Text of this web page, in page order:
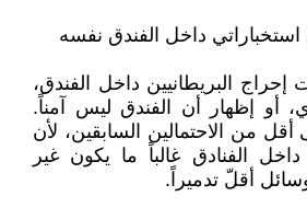
استخباراتي داخل الفندق نفسه
البريطانيين داخل الفندق،
أو إظهار أن الفندق ليس آمناً.
أقل من الاحتمالين السابقين، لأن
داخل الفنادق غالباً ما يكون غير
أقلّ تدميراً.